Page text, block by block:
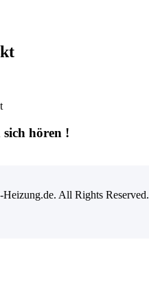
sich hören !
All Rights Reserved.